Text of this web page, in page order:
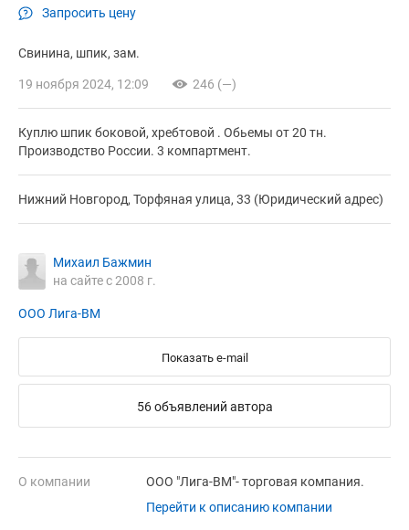
Запросить цену
Свинина шпик зам.
19 ноября 2024, 12:09 246 (—)
Куплю шпик боковой, хребтовой . Обьемы от 20 тн.
Производство России. 3 компартмент.
Нижний Новгород, Торфяная улица, 33 (Юридический адрес)
Михаил Бажмин
на сайте с 2008 г.
ООО Лига-ВМ
Показать e-mail
56 объявлений автора
О компании
ООО "Лига-ВМ"- торговая компания.
Перейти к описанию компании